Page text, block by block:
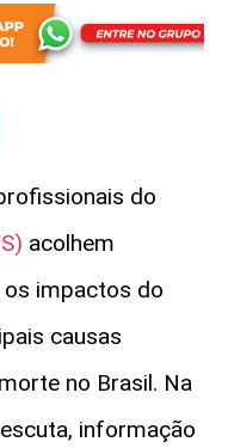
do
acolhem
impactos do
causas
no Brasil. Na
informação